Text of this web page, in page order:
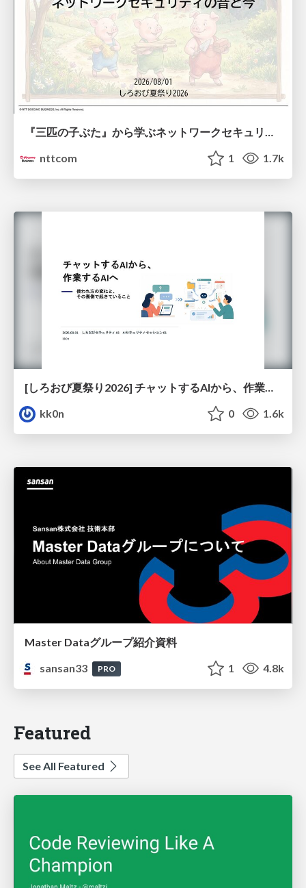
『三匹の子ぶた』から学ぶネットワークセキュリティの昔と今 / Network Security: Then and Now Through the Lens of The Three Little Pigs
nttcom
1 1.7k
kk0n
0 1.6k
Master Dataグループ紹介資料
sansan33
PRO 1 4.8k
Featured
See All Featured